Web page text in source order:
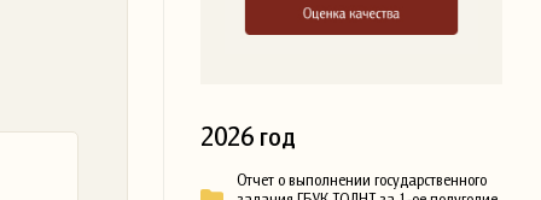
2026 год
Отчет о выполнении государственного